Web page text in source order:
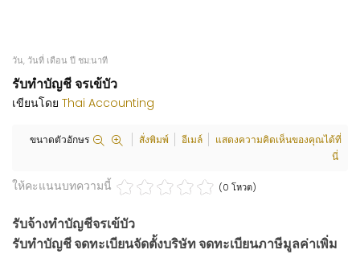
วัน, วันที่ เดือน ปี ชม:นาที
รับทำบัญชี จรเข้บัว
เขียนโดย Thai Accounting
ขนาดตัวอักษร สั่งพิมพ์ อีเมล์
แสดงความคิดเห็นของคุณได้ที่
นี่
ให้คะแนนบทความนี้ (0 โหวต)
รับจ้างทำบัญชีจรเข้บัว
รับทำบัญชี จดทะเบียนจัดตั้งบริษัท จดทะเบียนภาษีมูลค่าเพิ่ม